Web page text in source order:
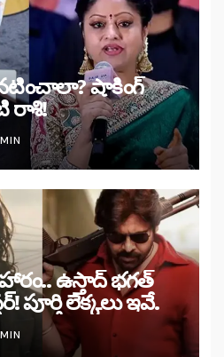
నటించాలా? షాకింగ్
రాశి!
ఉస్తాద్ భగత్
పూర్తి లెక్కలు ఇవే.